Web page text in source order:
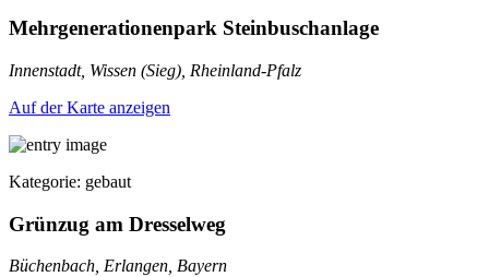
Mehrgenerationenpark Steinbuschanlage
Innenstadt, Wissen (Sieg), Rheinland-Pfalz
Auf der Karte anzeigen
Kategorie: gebaut
Grünzug am Dresselweg
Büchenbach, Erlangen, Bayern